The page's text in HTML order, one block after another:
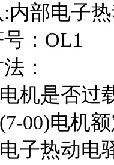
部电子热
：OL1
：
机是否过
00)电机额
热动电